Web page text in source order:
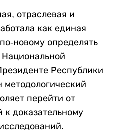
отраслевая и
как единая
новому определять
Республики
методологический
перейти от
доказательному